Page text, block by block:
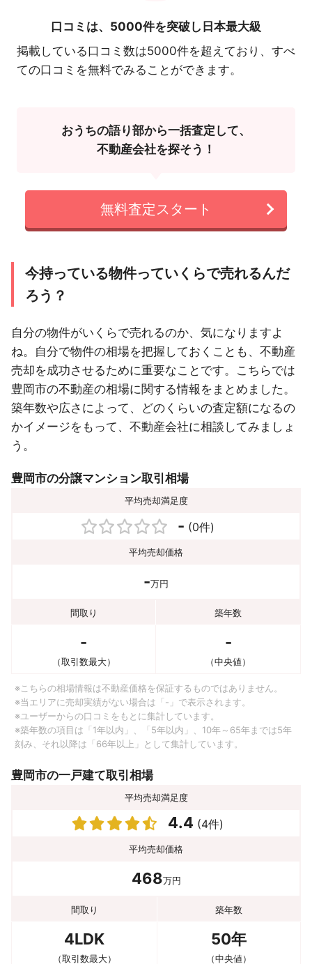
口コミは、 5000件を突破し日本最大級
掲載している口コミ数は5000件を超えており、すべ
ての口コミを無料でみることができます。
おうちの語り部から一括査定して、
不動産会社を探そう！
無料査定スタート
今持っている物件っていくらで売れるんだ
ろう？
自分の物件がいくらで売れるのか、気になりますよ
ね。自分で物件の相場を把握しておくことも、不動産
売却を成功させるために重要なことです。こちらでは
豊岡市の不動産の相場に関する情報をまとめました。
築年数や広さによって、どのくらいの査定額になるの
かイメージをもって、不動産会社に相談してみましょ
う。
豊岡市の分譲マンション取引相場
平均売却満足度
- (0件)
平均売却価格
-万円
間取り 築年数
-
（取引数最大）
-
（中央値）
※こちらの相場情報は不動産価格を保証するものではありません。
※当エリアに売却実績がない場合は「-」で表示されます。
※ユーザーからの口コミをもとに集計しています。
※築年数の項目は「1年以内」、「5年以内」、10年～65年までは5年
刻み、それ以降は「66年以上」として集計しています。
豊岡市の一戸建て取引相場
平均売却満足度
4.4 (4件)
平均売却価格
468万円
間取り 築年数
4LDK
（取引数最大）
50年
（中央値）